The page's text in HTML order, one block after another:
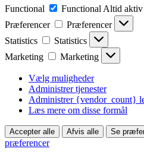
Functional
Functional Altid aktiv
Præferencer
Præferencer
Statistics
Statistics
Marketing
Marketing
Vælg muligheder
Administrer tjenester
Administrer {vendor_count}
Læs mere om disse formål
Accepter alle Afvis alle Se
præferencer